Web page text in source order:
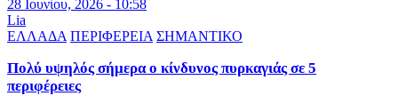
28 Ιουνίου, 2026 - 10:58
Lia
ΕΛΛΑΔΑ ΠΕΡΙΦΕΡΕΙΑ ΣΗΜΑΝΤΙΚΟ
Πολύ υψηλός σήμερα ο κίνδυνος πυρκαγιάς σε 5
περιφέρειες